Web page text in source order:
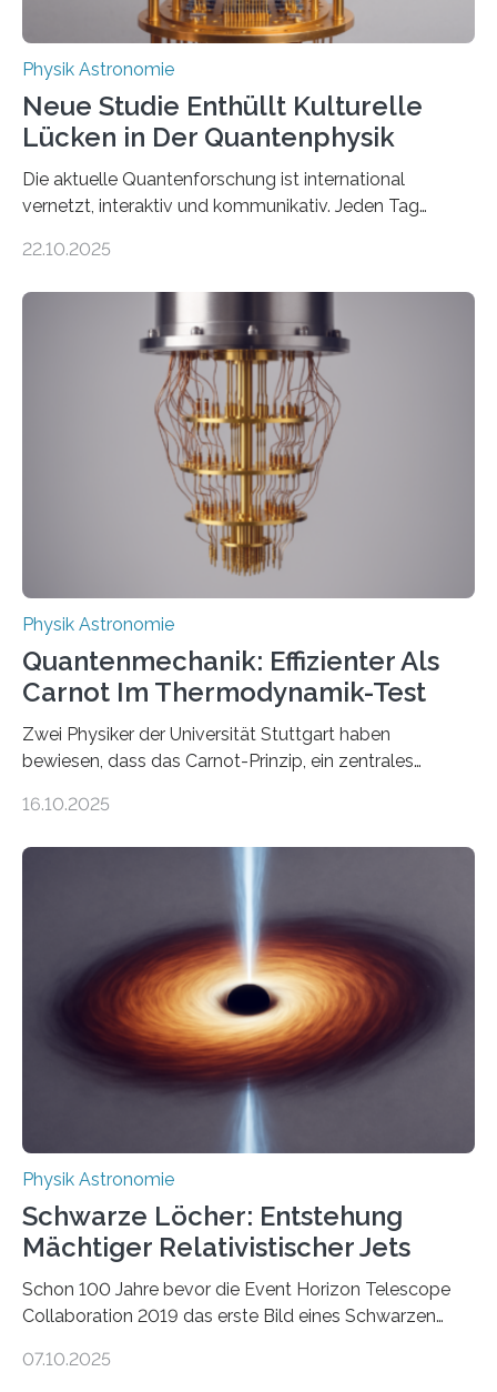
Physik Astronomie
Neue Studie Enthüllt Kulturelle
Lücken in Der Quantenphysik
Die aktuelle Quantenforschung ist international
vernetzt, interaktiv und kommunikativ. Jeden Tag
oft von Autor*innen, die eng zusammenarbeiten. Neue
werden schnell weiterentwickelt. Dies ist der Alltag in
der Forschung der Quantentheorie, die dieses Jahr 100
Jahre alt geworden ist, weshalb die UNESCO 2025 zum
Internationalen Jahr der Quantenwissenschaft und -
technologie ausgerufen hat. Doch nun hat eine
internationale Forschungsgruppe um den
22.10.2025
Physik Astronomie
Quantenmechanik: Effizienter Als
Carnot Im Thermodynamik-Test
Zwei Physiker der Universität Stuttgart haben
bewiesen, dass das Carnot-Prinzip, ein zentrales
Größenordnung von Atomen gilt, deren physikalische
Quantenmotoren voranbringen. Das
Wissenschaftsjournal Science Advances veröffentlichte
die Herleitung. (DOI: 10.1126/sciadv.adw8462)
Verbrennungsmotoren oder Dampfturbinen sind
Wärmekraftmaschinen: Sie wandeln thermische
Energie in mechanische Bewegung um – oder anders
ausgedrückt, Wärme in Bewegung. In
quantenmechanischen Experimenten ist es in den…
16.10.2025
Physik Astronomie
Schwarze Löcher: Entstehung
Mächtiger Relativistischer Jets
Schon 100 Jahre bevor die Event Horizon Telescope
Collaboration 2019 das erste Bild eines Schwarzen
hatte der Astronom Heber Curtis einen seltsamen
07.10.2025